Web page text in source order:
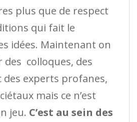
plus que de respect
qui fait le
idées. Maintenant on
colloques, des
des experts profanes,
mais ce n’est
jeu. C’est au sein des